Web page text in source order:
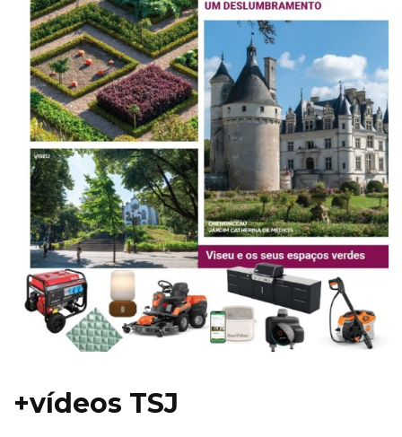
+vídeos TSJ